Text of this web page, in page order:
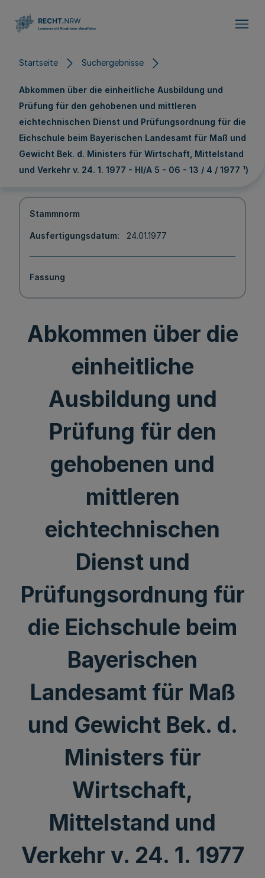
Startseite Suchergebnisse
Abkommen über die einheitliche Ausbildung und
Prüfung für den gehobenen und mittleren
eichtechnischen Dienst und Prüfungsordnung für die
Eichschule beim Bayerischen Landesamt für Maß und
Gewicht Bek. d. Ministers für Wirtschaft, Mittelstand
und Verkehr v. 24. 1. 1977 - HI/A 5 - 06 - 13 / 4 / 1977 ¹)
Stammnorm
Ausfertigungsdatum 24.01.1977
Fassung
Abkommen über die
einheitliche
Ausbildung und
Prüfung für den
gehobenen und
mittleren
eichtechnischen
Dienst und
Prüfungsordnung für
die Eichschule beim
Bayerischen
Landesamt für Maß
und Gewicht Bek. d.
Ministers für
Wirtschaft,
Mittelstand und
Verkehr v. 24. 1. 1977